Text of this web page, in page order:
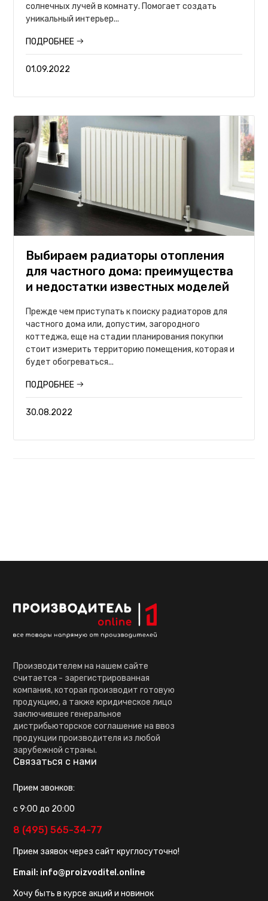
солнечных лучей в комнату. Помогает создать
уникальный интерьер...
ПОДРОБНЕЕ
01.09.2022
Выбираем радиаторы отопления
для частного дома: преимущества
и недостатки известных моделей
Прежде чем приступать к поиску радиаторов для
частного дома или, допустим, загородного
коттеджа, еще на стадии планирования покупки
стоит измерить территорию помещения, которая и
будет обогреваться...
ПОДРОБНЕЕ
30.08.2022
Производителем на нашем сайте
считается - зарегистрированная
компания, которая производит готовую
продукцию, а также юридическое лицо
заключившее генеральное
дистрибьюторское соглашение на ввоз
продукции производителя из любой
зарубежной страны.
Связаться с нами
Прием звонков:
с 9:00 до 20:00
8 (495) 565-34-77
Прием заявок через сайт круглосуточно!
Email: info@proizvoditel.online
Хочу быть в курсе акций и новинок